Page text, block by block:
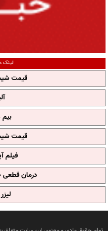
لینک
قیمت
بیم
قیمت
فیلم
درمان